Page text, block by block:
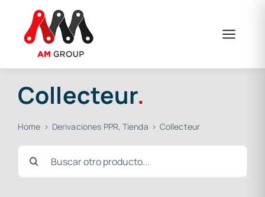
content
Collecteur.
Home Derivaciones PPR Tienda Collecteur
Search
for: